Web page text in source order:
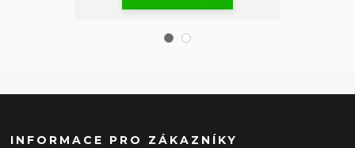
INFORMACE PRO ZÁKAZNÍKY